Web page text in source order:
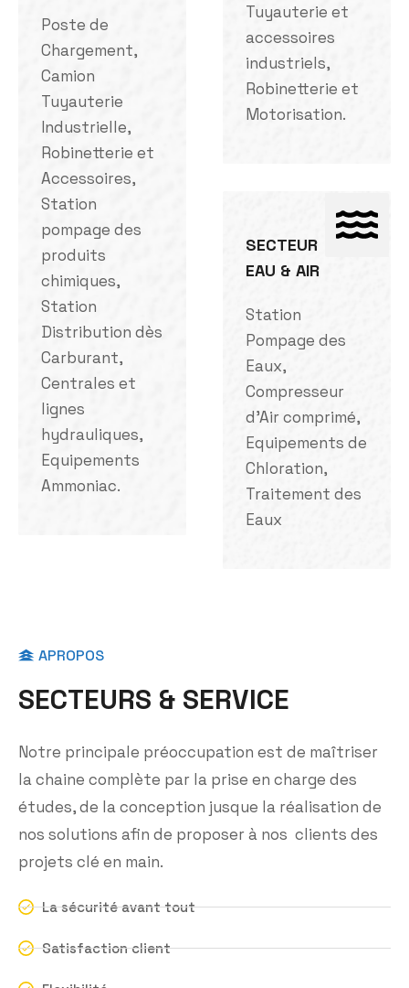
Poste de
Chargement,
Camion
Tuyauterie
Industrielle,
Robinetterie et
Accessoires,
Station
pompage des
produits
chimiques,
Station
Distribution dès
Carburant,
Centrales et
lignes
hydrauliques,
Equipements
Ammoniac.
Tuyauterie et
accessoires
industriels,
Robinetterie et
Motorisation.
SECTEUR
EAU & AIR
Station
Pompage des
Eaux,
Compresseur
d'Air comprimé,
Equipements de
Chloration,
Traitement des
Eaux
APROPOS
SECTEURS & SERVICE
Notre principale préoccupation est de maîtriser
la chaine complète par la prise en charge des
études, de la conception jusque la réalisation de
nos solutions afin de proposer à nos clients des
projets clé en main.
La sécurité avant tout
Satisfaction client